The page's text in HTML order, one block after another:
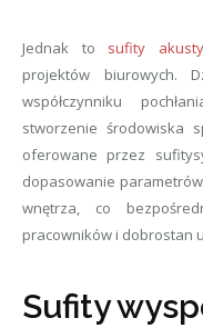
Jednak to sufity
projektów biurowych.
współczynniku
stworzenie środowiska
oferowane przez
dopasowanie
wnętrza, co
pracowników i dobrostan
Sufity